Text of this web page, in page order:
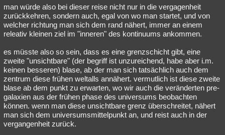
man würde also bei dieser reise nicht nur in die vergagenheit
zurückkehren, sondern auch, egal von wo man startet, und von
welcher richtung man sich dem rand nähert, immer an einem
releativ kleinen ziel im "inneren" des kontinuums ankommen.
es müsste also so sein, dass es eine grenzschicht gibt, eine
zweite "unsichtbare" (der begriff ist unzureichend, habe aber i.m.
keinen besseren) blase, ab der man sich tatsächlich auch dem
zentrum diese frühen weltalls annähert. vermutlich ist diese zweite
blase ab dem punkt zu erwarten, wo wir auch die veränderten pre-
galaxien aus der frühen phase des universums beobachten
können. wenn man diese unsichtbare grenz überschreitet, nähert
man sich dem universumsmittelpunkt an, und reist auch in der
vergangenheit zurück.